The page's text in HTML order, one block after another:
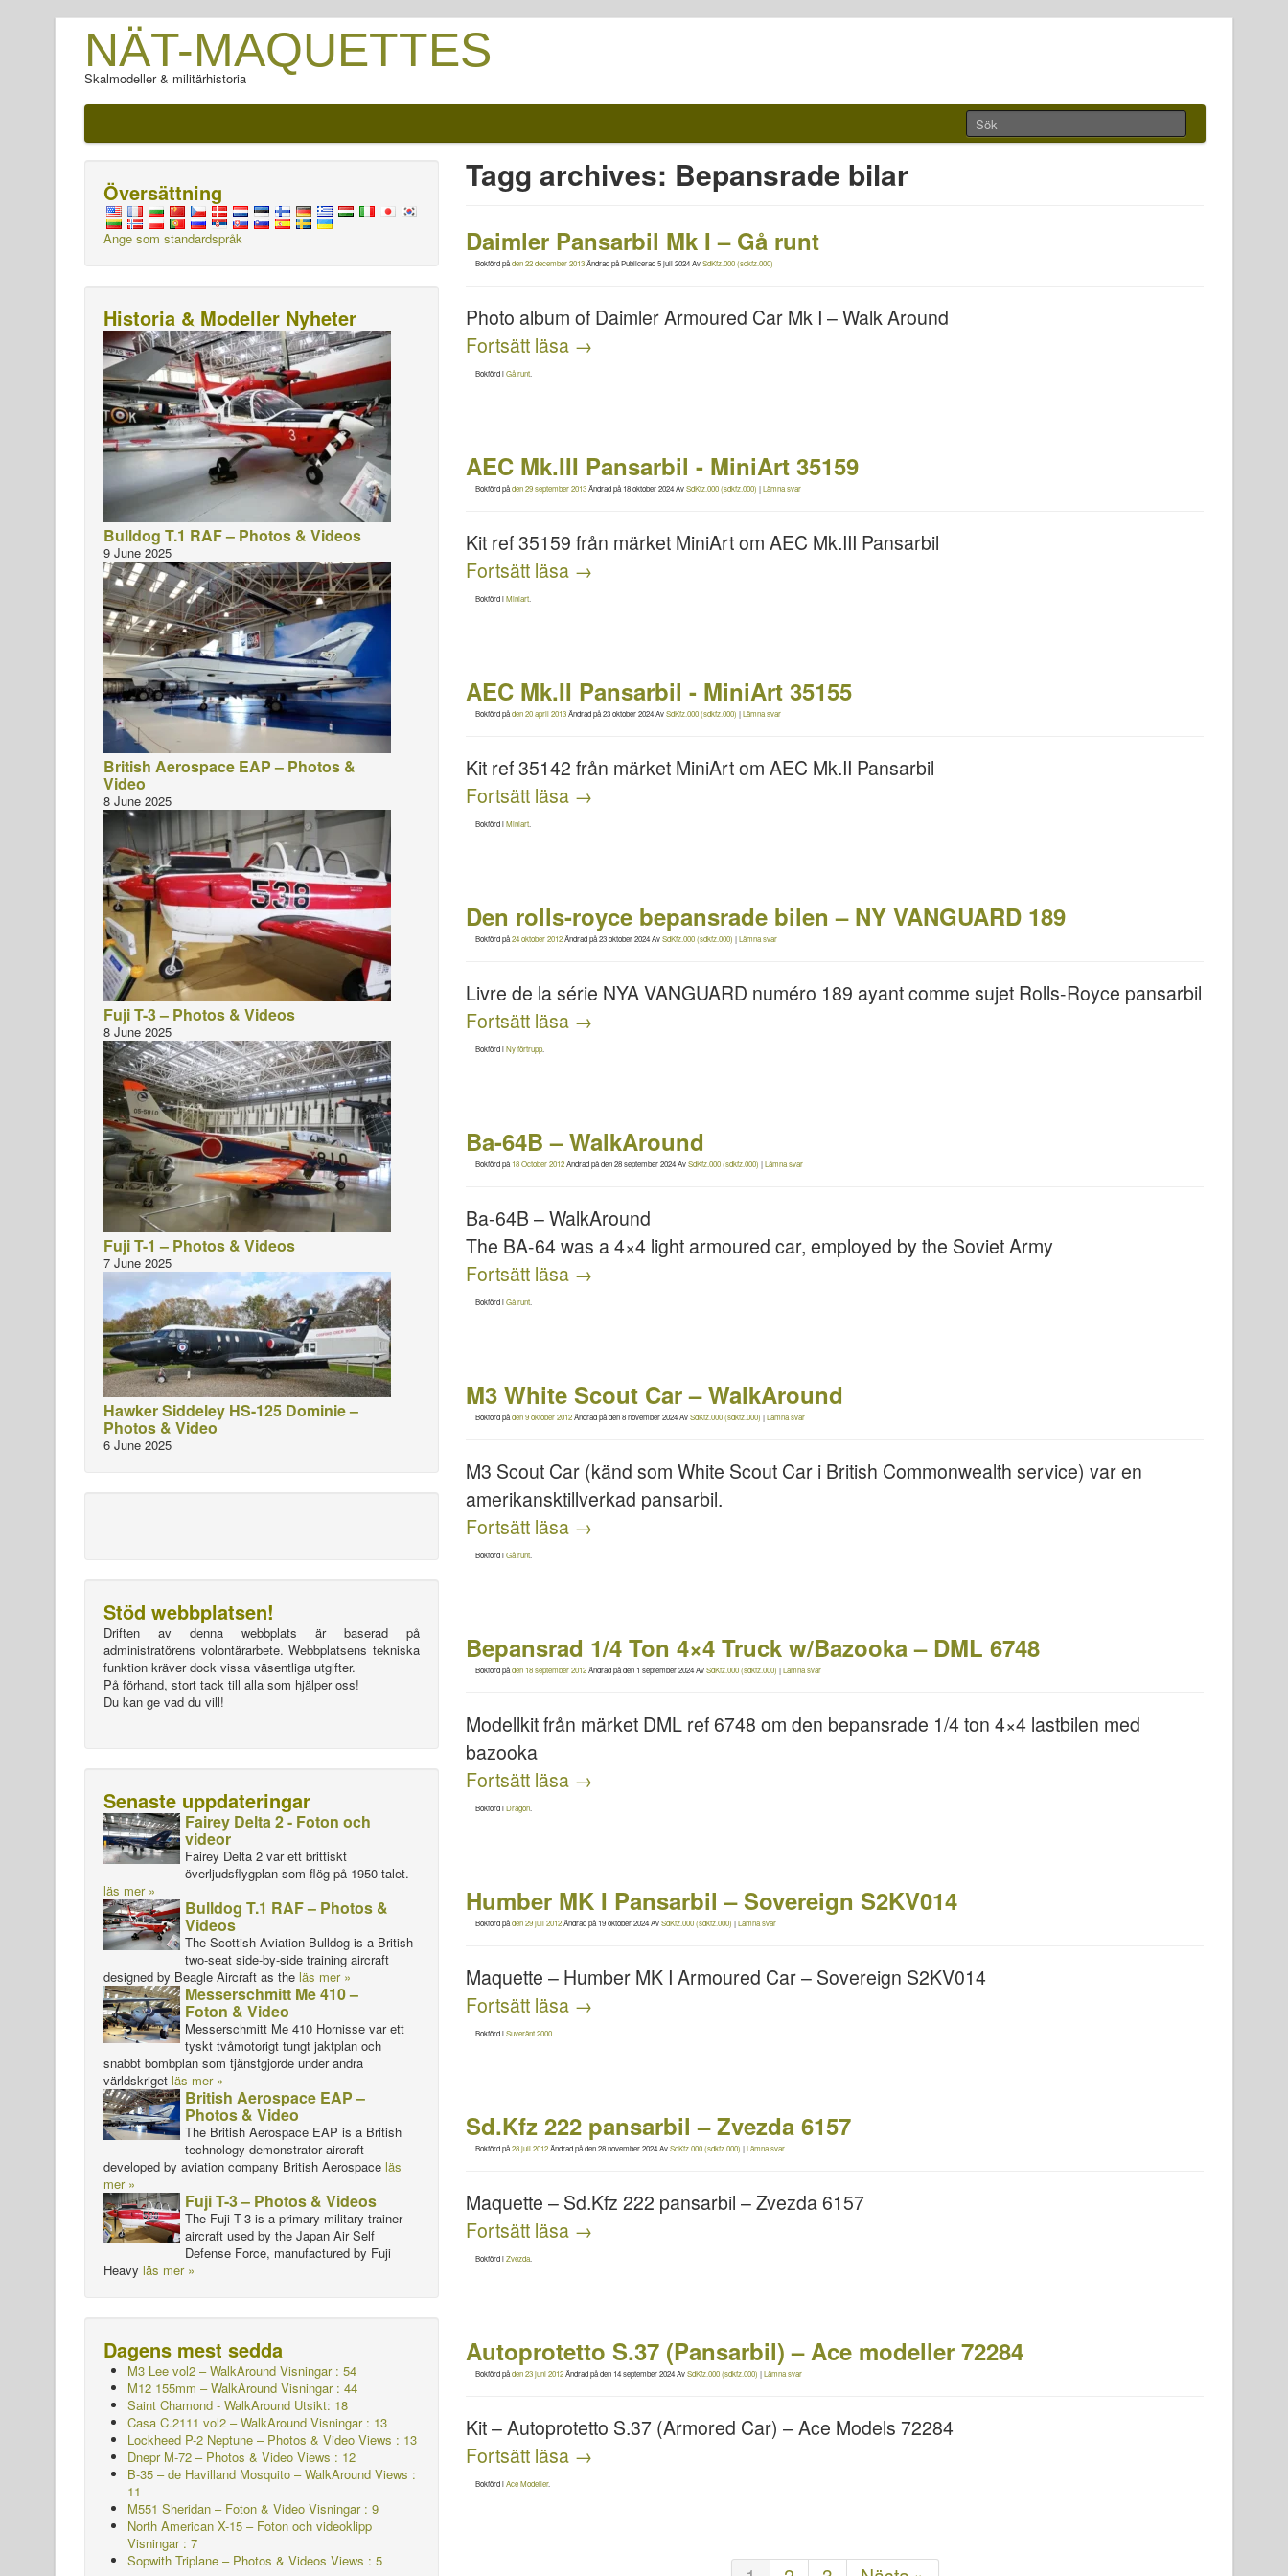
NÄT-MAQUETTES
Skalmodeller & militärhistoria
Tagg archives: Bepansrade bilar
Daimler Pansarbil Mk I – Gå runt
Bokförd påden 22 december 2013Ändrad påPublicerad 5 juli 2024AvSdKfz.000 (sdkfz.000)
Photo album of Daimler Armoured Car Mk I – Walk Around
Fortsätt läsa →
Bokförd iGå runt
AEC Mk.III Pansarbil - MiniArt 35159
Bokförd påden 29 september 2013Ändrad på 18 oktober 2024AvSdKfz.000 (sdkfz.000) |Lämna svar
Kit ref 35159 från märket MiniArt om AEC Mk.III Pansarbil
Fortsätt läsa →
Bokförd iMiniart
AEC Mk.II Pansarbil - MiniArt 35155
Bokförd påden 20 april 2013Ändrad på23 oktober 2024AvSdKfz.000 (sdkfz.000) |Lämna svar
Kit ref 35142 från märket MiniArt om AEC Mk.II Pansarbil
Fortsätt läsa →
Bokförd iMiniart
Den rolls-royce bepansrade bilen – NY VANGUARD 189
Bokförd på24 oktober 2012Ändrad på23 oktober 2024AvSdKfz.000 (sdkfz.000) |Lämna svar
Livre de la série NYA VANGUARD numéro 189 ayant comme sujet Rolls-Royce pansarbil
Fortsätt läsa →
Bokförd iNy förtrupp.
Ba-64B – WalkAround
Bokförd på 18 October 2012Ändrad påden 28 september 2024AvSdKfz.000 (sdkfz.000) |Lämna svar
Ba-64B – WalkAround
The BA-64 was a 4×4 light armoured car, employed by the Soviet Army
Fortsätt läsa →
Bokförd iGå runt
M3 White Scout Car – WalkAround
Bokförd påden 9 oktober 2012Ändrad påden 8 november 2024AvSdKfz.000 (sdkfz.000) |Lämna svar
M3 Scout Car (känd som White Scout Car i British Commonwealth service) var en
amerikansktillverkad pansarbil.
Fortsätt läsa →
Bokförd iGå runt
Bepansrad 1/4 Ton 4×4 Truck w/Bazooka – DML 6748
Bokförd påden 18 september 2012Ändrad påden 1 september 2024AvSdKfz.000 (sdkfz.000) |Lämna svar
Modellkit från märket DML ref 6748 om den bepansrade 1/4 ton 4×4 lastbilen med
bazooka
Fortsätt läsa →
Bokförd iDragon
Humber MK I Pansarbil – Sovereign S2KV014
Bokförd påden 29 juli 2012Ändrad på 19 oktober 2024AvSdKfz.000 (sdkfz.000) |Lämna svar
Maquette – Humber MK I Armoured Car – Sovereign S2KV014
Fortsätt läsa →
Bokförd iSuveränt 2000
Sd.Kfz 222 pansarbil – Zvezda 6157
Bokförd på28 juli 2012Ändrad påden 28 november 2024AvSdKfz.000 (sdkfz.000) |Lämna svar
Maquette – Sd.Kfz 222 pansarbil – Zvezda 6157
Fortsätt läsa →
Bokförd iZvezda
Autoprotetto S.37 (Pansarbil) – Ace modeller 72284
Bokförd påden 23 juni 2012Ändrad påden 14 september 2024AvSdKfz.000 (sdkfz.000) |Lämna svar
Kit – Autoprotetto S.37 (Armored Car) – Ace Models 72284
Fortsätt läsa →
Bokförd iAce Modeller.
Översättning
Ange som standardspråk
Historia & Modeller Nyheter
Bulldog T.1 RAF – Photos & Videos
9 June 2025
British Aerospace EAP – Photos &
Video
8 June 2025
Fuji T-3 – Photos & Videos
8 June 2025
Fuji T-1 – Photos & Videos
7 June 2025
Hawker Siddeley HS-125 Dominie –
Photos & Video
6 June 2025
Stöd webbplatsen!
Driften av denna webbplats är baserad på
administratörens volontärarbete. Webbplatsens tekniska
funktion kräver dock vissa väsentliga utgifter.
På förhand, stort tack till alla som hjälper oss!
Du kan ge vad du vill!
Senaste uppdateringar
Fairey Delta 2 - Foton och
videor
Fairey Delta 2 var ett brittiskt
överljudsflygplan som flög på 1950-talet.
läs mer »
Bulldog T.1 RAF – Photos &
Videos
The Scottish Aviation Bulldog is a British
two-seat side-by-side training aircraft
designed by Beagle Aircraft as the läs mer »
Messerschmitt Me 410 –
Foton & Video
Messerschmitt Me 410 Hornisse var ett
tyskt tvåmotorigt tungt jaktplan och
snabbt bombplan som tjänstgjorde under andra
världskriget läs mer »
British Aerospace EAP –
Photos & Video
The British Aerospace EAP is a British
technology demonstrator aircraft
developed by aviation company British Aerospace läs
mer »
Fuji T-3 – Photos & Videos
The Fuji T-3 is a primary military trainer
aircraft used by the Japan Air Self
Defense Force, manufactured by Fuji
Heavy läs mer »
Dagens mest sedda
M3 Lee vol2 – WalkAround Visningar : 54
M12 155mm – WalkAround Visningar : 44
Saint Chamond - WalkAround Utsikt: 18
Casa C.2111 vol2 – WalkAround Visningar : 13
Lockheed P-2 Neptune – Photos & Video Views : 13
Dnepr M-72 – Photos & Video Views : 12
B-35 – de Havilland Mosquito – WalkAround Views :
11
M551 Sheridan – Foton & Video Visningar : 9
North American X-15 – Foton och videoklipp
Visningar : 7
Sopwith Triplane – Photos & Videos Views : 5